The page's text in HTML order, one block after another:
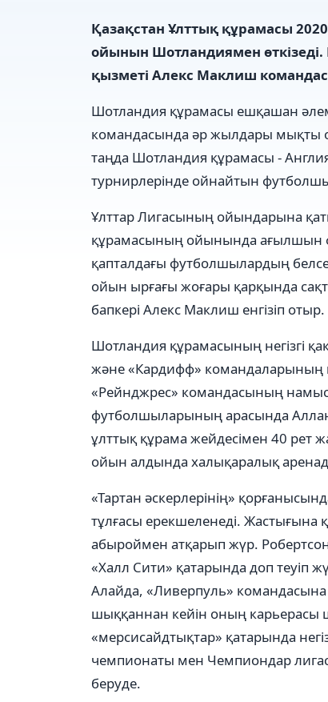
Қазақстан Ұлттық құрамасы
ойынын Шотландиямен
қызметі Алекс Маклиш
Шотландия құрамасы ешқашан
командасында әр жылдары мықты
таңда Шотландия құрамасы -
турнирлерінде ойнайтын
Ұлттар Лигасының ойындарына
құрамасының ойынында ағылшын
қапталдағы футболшылардың
ойын ырғағы жоғары қарқында
бапкері Алекс Маклиш енгізіп отыр.
Шотландия құрамасының негізгі
және «Кардифф» командаларының
«Рейнджрес» командасының
футболшыларының арасында
ұлттық құрама жейдесімен 40 рет
ойын алдында халықаралық
«Тартан әскерлерінің»
тұлғасы ерекшеленеді. Жастығына
абыроймен атқарып жүр.
«Халл Сити» қатарында доп теуіп
Алайда, «Ливерпуль»
шыққаннан кейін оның карьерасы
«мерсисайдтықтар» қатарында
чемпионаты мен Чемпиондар
беруде.